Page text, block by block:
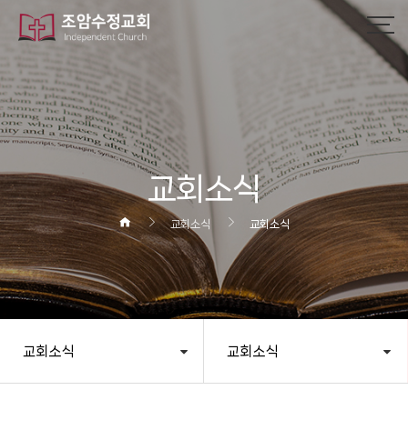
교회소식
교회소식 교회소식
교회소식 교회소식